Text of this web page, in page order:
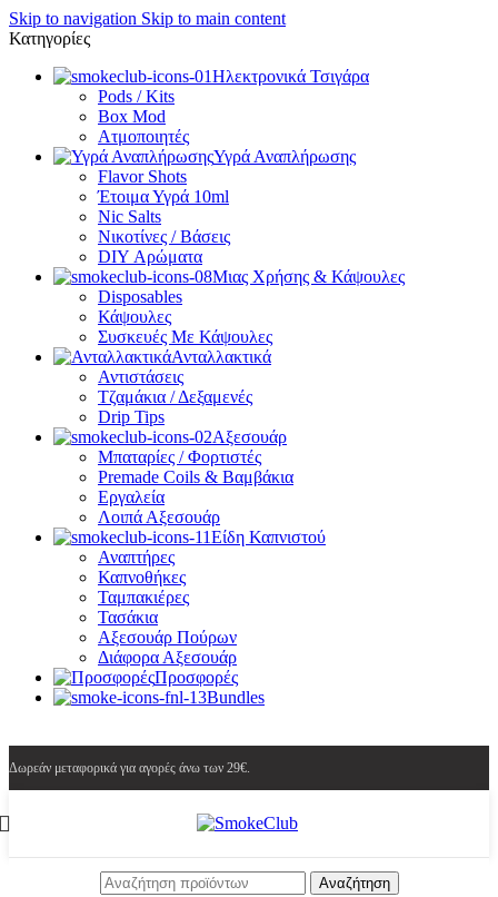
Skip to navigation Skip to main content
Κατηγορίες
Ηλεκτρονικά Τσιγάρα
Pods / Kits
Box Mod
Ατμοποιητές
Υγρά Αναπλήρωσης
Flavor Shots
Έτοιμα Υγρά 10ml
Nic Salts
Νικοτίνες / Βάσεις
DIY Αρώματα
Μιας Χρήσης & Κάψουλες
Disposables
Κάψουλες
Συσκευές Με Κάψουλες
Ανταλλακτικά
Αντιστάσεις
Τζαμάκια / Δεξαμενές
Drip Tips
Αξεσουάρ
Μπαταρίες / Φορτιστές
Premade Coils & Βαμβάκια
Εργαλεία
Λοιπά Αξεσουάρ
Είδη Καπνιστού
Αναπτήρες
Καπνοθήκες
Ταμπακιέρες
Τασάκια
Αξεσουάρ Πούρων
Διάφορα Αξεσουάρ
Προσφορές
Bundles
Δωρεάν μεταφορικά για αγορές άνω των 29€.
Αναζήτηση